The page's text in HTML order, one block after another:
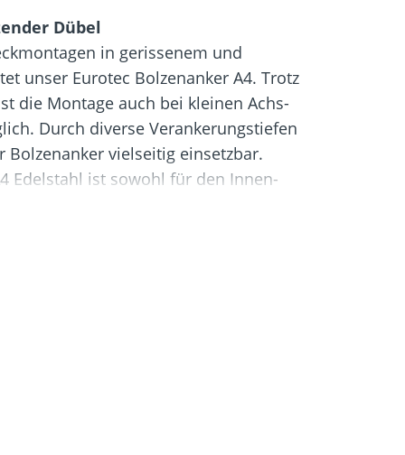
Schraubfundamente
Dübel
in gerissenem und
unser Eurotec Bolzenanker A4. Trotz
die Montage auch bei kleinen Achs-
Durch diverse Verankerungstiefen
Bolzenanker vielseitig einsetzbar.
Edelstahl ist sowohl für den Innen-
geeignet.
Sechskantmutter das richtige